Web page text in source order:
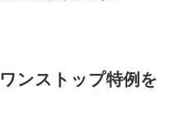
ンストップ特例を